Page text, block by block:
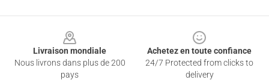
Livraison mondiale
Nous livrons dans plus de 200
pays
Achetez en toute confiance
24/7 Protected from clicks to
delivery